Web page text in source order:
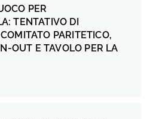
PER
TENTATIVO DI
PARITETICO,
OUT E TAVOLO PER LA